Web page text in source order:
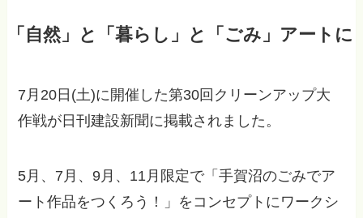
「自然」と「暮らし」と「ごみ」アートに
7月20日(土)に開催した第30回クリーンアップ大
作戦が日刊建設新聞に掲載されました。
5月、7月、9月、11月限定で「手賀沼のごみでア
ート作品をつくろう！」をコンセプトにワークシ